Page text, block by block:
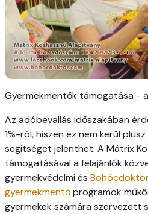
Gyermekmentők támogatása -
Az adóbevallás időszakában
1%-ról, hiszen ez nem kerül
segítséget jelenthet. A Mátrix
támogatásával a felajánlók
gyermekvédelmi és
gyermekmentőprogramok
gyermekek számára szervezett